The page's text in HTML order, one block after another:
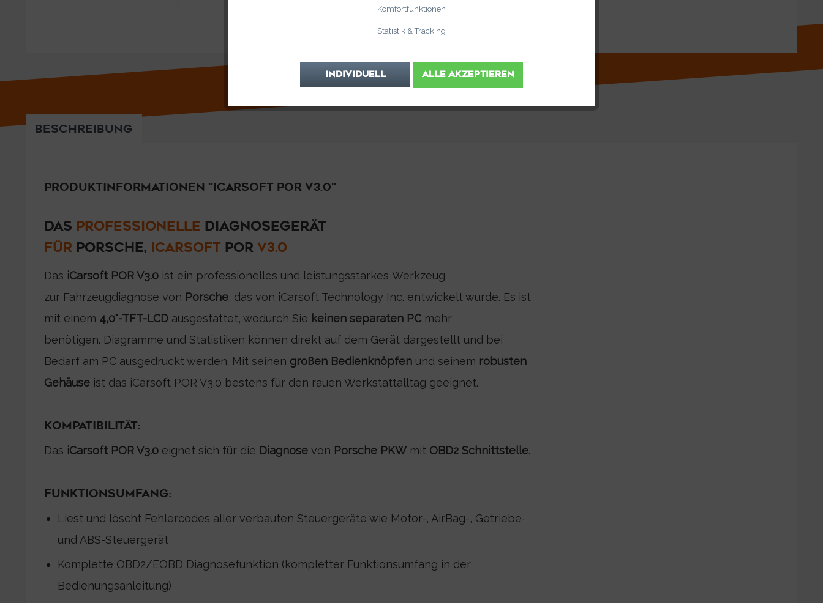
Komfortfunktionen
Statistik & Tracking
INDIVIDUELL ALLE AKZEPTIEREN
BESCHREIBUNG
PRODUKTINFORMATIONEN "ICARSOFT POR V3.0"
DAS PROFESSIONELLE DIAGNOSEGERÄT
FÜR PORSCHE, ICARSOFT POR V3.0
Das iCarsoft POR V3.0 ist ein professionelles und leistungsstarkes Werkzeug
zur Fahrzeugdiagnose von Porsche, das von iCarsoft Technology Inc. entwickelt wurde. Es ist
mit einem 4,0"-TFT-LCD ausgestattet, wodurch Sie keinen separaten PCmehr
benötigen. Diagramme und Statistiken können direkt auf dem Gerät dargestellt und bei
Bedarf am PC ausgedruckt werden. Mit seinen großen Bedienknöpfen und seinem robusten
Gehäuse ist das iCarsoft POR V3.0 bestens für den rauen Werkstattalltag geeignet.
KOMPATIBILITÄT:
Das iCarsoft POR V3.0 eignet sich für die Diagnose von Porsche PKW mit OBD2 Schnittstelle.
FUNKTIONSUMFANG:
Liest und löscht Fehlercodes aller verbauten Steuergeräte wie Motor-, AirBag-, Getriebe-
und ABS-Steuergerät
Komplette OBD2/EOBD Diagnosefunktion (kompletter Funktionsumfang in der
Bedienungsanleitung)